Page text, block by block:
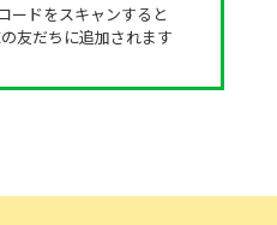
ードをスキャンすると
友だちに追加されます